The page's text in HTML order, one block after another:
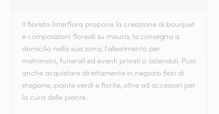
Il fiorista Interflora propone la creazione di bouquet
e composizioni floreali su misura, la consegna a
domicilio nella sua zona, l'allestimento per
matrimoni, funerali ed eventi privati o aziendali. Puoi
anche acquistare direttamente in negozio fiori di
stagione, piante verdi e fiorite, oltre ad accessori per
la cura delle piante.